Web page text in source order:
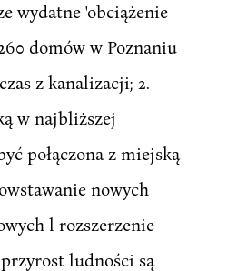
wydatne 'obciążenie
domów w Poznaniu
z kanalizacji; 2.
w najbliższej
połączona z miejską
nowych
l rozszerzenie
ludności są